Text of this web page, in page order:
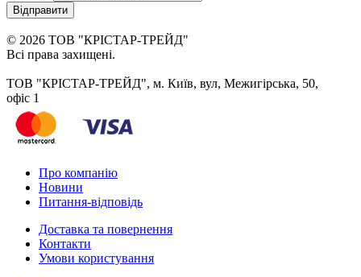
Відправити
© 2026 ТОВ "КРІСТАР-ТРЕЙД"
Всі права захищені.
ТОВ "КРІСТАР-ТРЕЙД", м. Київ, вул, Межигірська, 50,
офіс 1
Про компанію
Новини
Питання-відповідь
Доставка та повернення
Контакти
Умови користування